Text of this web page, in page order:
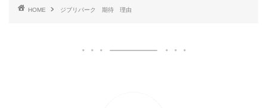
HOME ジブリパーク 期待 理由